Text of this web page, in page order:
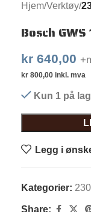
Hjem Verktøy
Bosch
kr 640,00
kr 800,00 inkl. mva
Kun 1 på
Legg i
Kategorier:
Share: